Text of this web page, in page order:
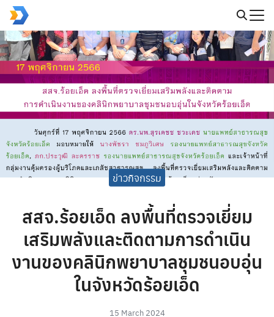
Skip
content
Search
for:
ข่าวกิจกรรม
สสจ.ร้อยเอ็ด ลงพื้นที่ตรวจเยี่ยม
เสริมพลังและติดตามการดำเนิน
งานของคลินิกพยาบาลชุมชนอบอุ่น
ในจังหวัดร้อยเอ็ด
15 March 2024